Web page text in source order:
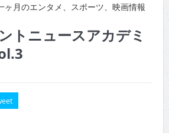
号
号
号
号
号
ヶ月のエンタメ、スポーツ、映画情報
トニュースアカデミ